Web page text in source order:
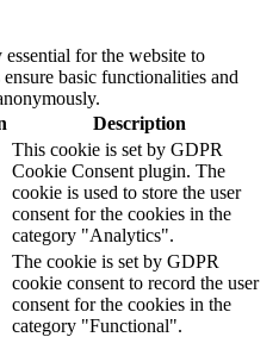
for the website to
basic functionalities and
Description
This cookie is set by GDPR
Cookie Consent plugin. The
cookie is used to store the user
consent for the cookies in the
category "Analytics".
The cookie is set by GDPR
cookie consent to record the user
consent for the cookies in the
category "Functional".